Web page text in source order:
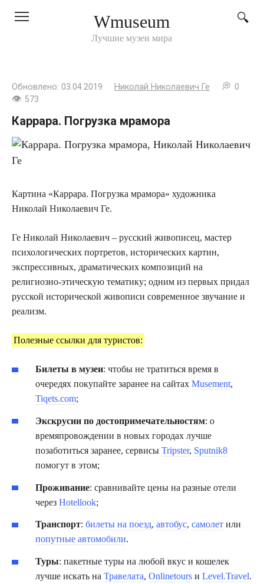
Wmuseum
Лучшие музеи мира
Обновлено: 03.04.2019 Николай Николаевич Ге
0
573
Каррара. Погрузка мрамора
Картина «Каррара. Погрузка мрамора» художника
Николай Николаевич Ге.
Ге Николай Николаевич – русский живописец, мастер
психологических портретов, исторических картин,
экспрессивных, драматических композиций на
религиозно-этическую тематику; одним из первых придал
русской исторической живописи современное звучание и
реализм.
Полезные ссылки для туристов:
Билеты в музеи: чтобы не тратиться время в
очередях покупайте заранее на сайтах Musement,
Tiqets.com;
Экскрусии по достопримечательностям: о
времяпровождении в новых городах лучше
позаботиться заранее, сервисы Tripster, Sputnik8
помогут в этом;
Проживание: сравнивайте цены на разные отели
через Hotellook;
Транспорт: билеты на поезд, автобус, самолет или
попутные автомобили.
Туры: пакетные туры на любой вкус и кошелек
лучше искать на Травелата, Onlinetours и Level.Travel.